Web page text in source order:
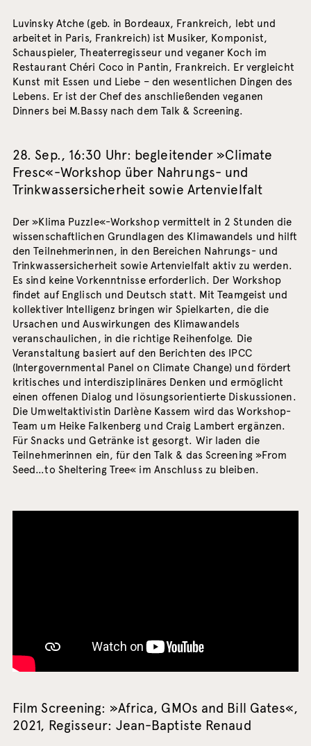
Luvinsky Atche (geb. in Bordeaux, Frankreich, lebt und
arbeitet in Paris, Frankreich) ist Musiker, Komponist,
Schauspieler, Theaterregisseur und veganer Koch im
Restaurant Chéri Coco in Pantin, Frankreich. Er vergleicht
Kunst mit Essen und Liebe – den wesentlichen Dingen des
Lebens. Er ist der Chef des anschließenden veganen
Dinners bei M.Bassy nach dem Talk & Screening.
28. Sep., 16:30 Uhr: begleitender »Climate
Fresc«-Workshop über Nahrungs- und
Trinkwassersicherheit sowie Artenvielfalt
Der »Klima Puzzle«-Workshop vermittelt in 2 Stunden die
wissenschaftlichen Grundlagen des Klimawandels und hilft
den Teilnehmerinnen, in den Bereichen Nahrungs- und
Trinkwassersicherheit sowie Artenvielfalt aktiv zu werden.
Es sind keine Vorkenntnisse erforderlich. Der Workshop
findet auf Englisch und Deutsch statt. Mit Teamgeist und
kollektiver Intelligenz bringen wir Spielkarten, die die
Ursachen und Auswirkungen des Klimawandels
veranschaulichen, in die richtige Reihenfolge. Die
Veranstaltung basiert auf den Berichten des IPCC
(Intergovernmental Panel on Climate Change) und fördert
kritisches und interdisziplinäres Denken und ermöglicht
einen offenen Dialog und lösungsorientierte Diskussionen.
Die Umweltaktivistin Darlène Kassem wird das Workshop-
Team um Heike Falkenberg und Craig Lambert ergänzen.
Für Snacks und Getränke ist gesorgt. Wir laden die
Teilnehmerinnen ein, für den Talk & das Screening »From
Seed…to Sheltering Tree« im Anschluss zu bleiben.
Film Screening: »Africa, GMOs and Bill Gates«,
2021, Regisseur: Jean-Baptiste Renaud